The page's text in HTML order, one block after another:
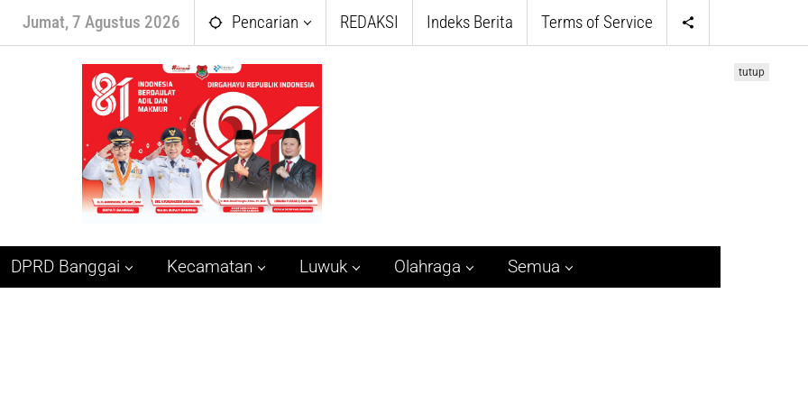
Jumat, 7 Agustus 2026 Pencarian REDAKSI Indeks Berita Terms of Service
DPRD Banggai Kecamatan Luwuk Olahraga Semua
tutup